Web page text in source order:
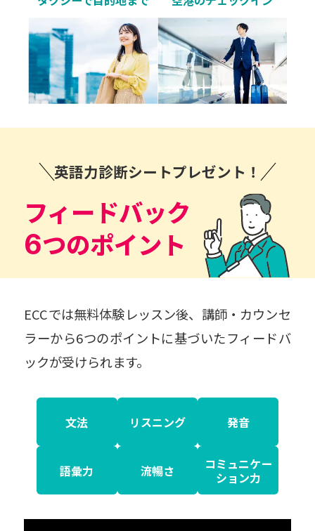
英語力診断シートプレゼント！
フィードバック
6つのポイント
ECCでは無料体験レッスン後、講師・カウンセ
ラーから6つのポイントに基づいたフィードバ
ックが受けられます。
文法 リスニング 発音
語彙力 流暢さ
コミュニケー
ション力